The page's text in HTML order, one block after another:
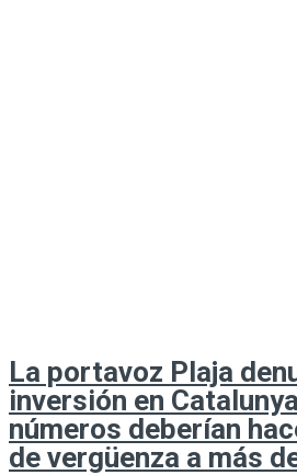
La portavoz Plaja
inversión en
números deberían
de vergüenza a más